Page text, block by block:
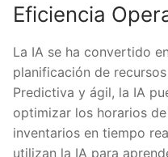
Eficiencia
La IA se ha convertido
planificación de
Predictiva y ágil, la IA
optimizar los horarios
inventarios en tiempo
utilizan la IA para